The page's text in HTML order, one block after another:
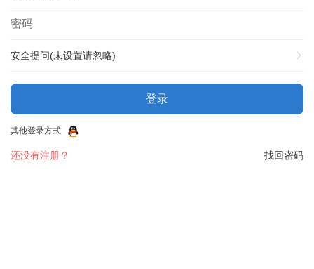
安全提问(未设置请忽略)
登录
其他登录方式
找回密码
还没有注册？